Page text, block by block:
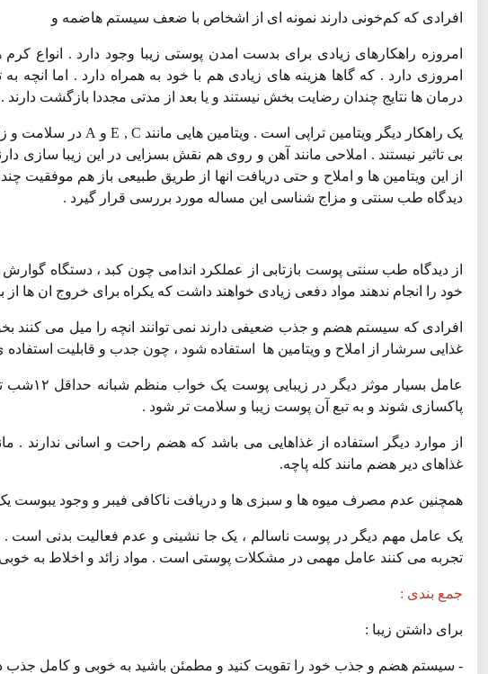
افرادی که کم‌خونی دارند نمونه ای از اشخاص با ضعف سیستم هاضمه و
امروزه راهکارهای زیادی برای بدست امدن پوستی زیبا وجود دارد . انواع
امروزی دارد . که گاها هزینه های زیادی هم با خود به همراه دارد . اما
درمان ها نتایج چندان رضایت بخش نیستند و یا بعد از مدتی مجددا بازگشت دارند .
بی تاثیر نیستند . املاحی مانند آهن و روی هم نقش بسزایی در این زیبا سازی
از این ویتامین ها و املاح و حتی دریافت انها از طریق طبیعی باز هم
دیدگاه طب سنتی و مزاج شناسی این مساله مورد بررسی قرار گیرد .
از دیدگاه طب سنتی پوست بازتابی از عملکرد اندامی چون کبد ، دستگاه
خود را انجام ندهند مواد دفعی زیادی خواهند داشت که یکراه برای خروج ان
افرادی که سیستم هضم و جذب ضعیفی دارند نمی توانند انچه را میل می کنند
غذایی سرشار از املاح و ویتامین ها استفاده شود ، چون جدب و قابلیت
پاکسازی شوند و به تبع آن پوست زیبا و سلامت تر شود .
از موارد دیگر استفاده از غذاهایی می باشد که هضم راحت و اسانی ندارند .
غذاهای دیر هضم مانند کله پاچه.
همچنین عدم مصرف میوه ها و سبزی ها و دریافت ناکافی فیبر و وجود یبوست
یک عامل مهم دیگر در پوست ناسالم ، یک جا نشینی و عدم فعالیت بدنی است .
تجربه می کنند عامل مهمی در مشکلات پوستی است . مواد زائد و اخلاط به
جمع بندی :
برای داشتن زیبا :
- سیستم هضم و جذب خود را تقویت کنید و مطمئن باشید به خوبی و کامل